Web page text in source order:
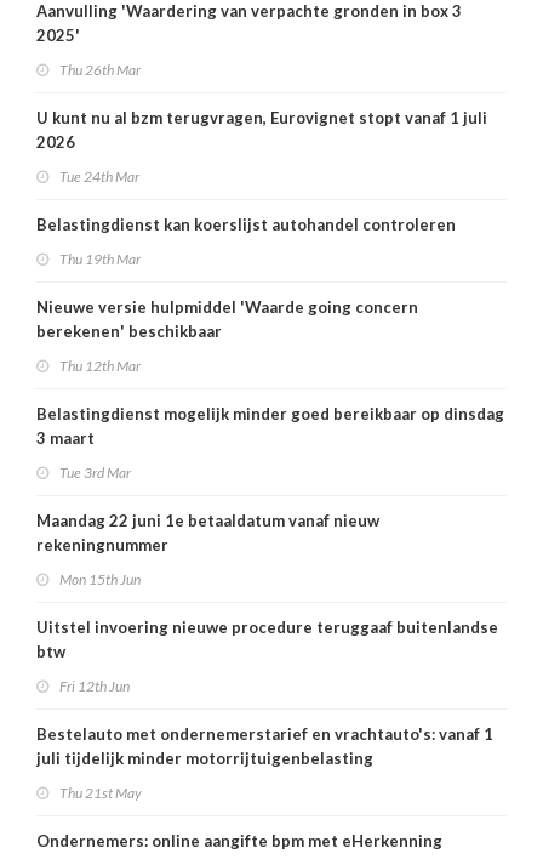
Aanvulling 'Waardering van verpachte gronden in box 3
2025'
Thu 26th Mar
U kunt nu al bzm terugvragen, Eurovignet stopt vanaf 1 juli
2026
Tue 24th Mar
Belastingdienst kan koerslijst autohandel controleren
Thu 19th Mar
Nieuwe versie hulpmiddel 'Waarde going concern
berekenen' beschikbaar
Thu 12th Mar
Belastingdienst mogelijk minder goed bereikbaar op dinsdag
3 maart
Tue 3rd Mar
Maandag 22 juni 1e betaaldatum vanaf nieuw
rekeningnummer
Mon 15th Jun
Uitstel invoering nieuwe procedure teruggaaf buitenlandse
btw
Fri 12th Jun
Bestelauto met ondernemerstarief en vrachtauto's: vanaf 1
juli tijdelijk minder motorrijtuigenbelasting
Thu 21st May
Ondernemers: online aangifte bpm met eHerkenning